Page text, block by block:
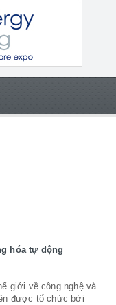
hóa tự động
giới về công nghệ và
được tổ chức bởi